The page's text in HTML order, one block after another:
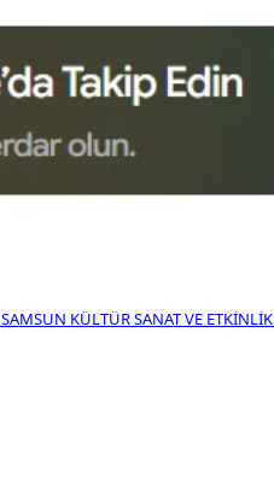
SAMSUN KÜLTÜR SANAT VE ETKINLIK